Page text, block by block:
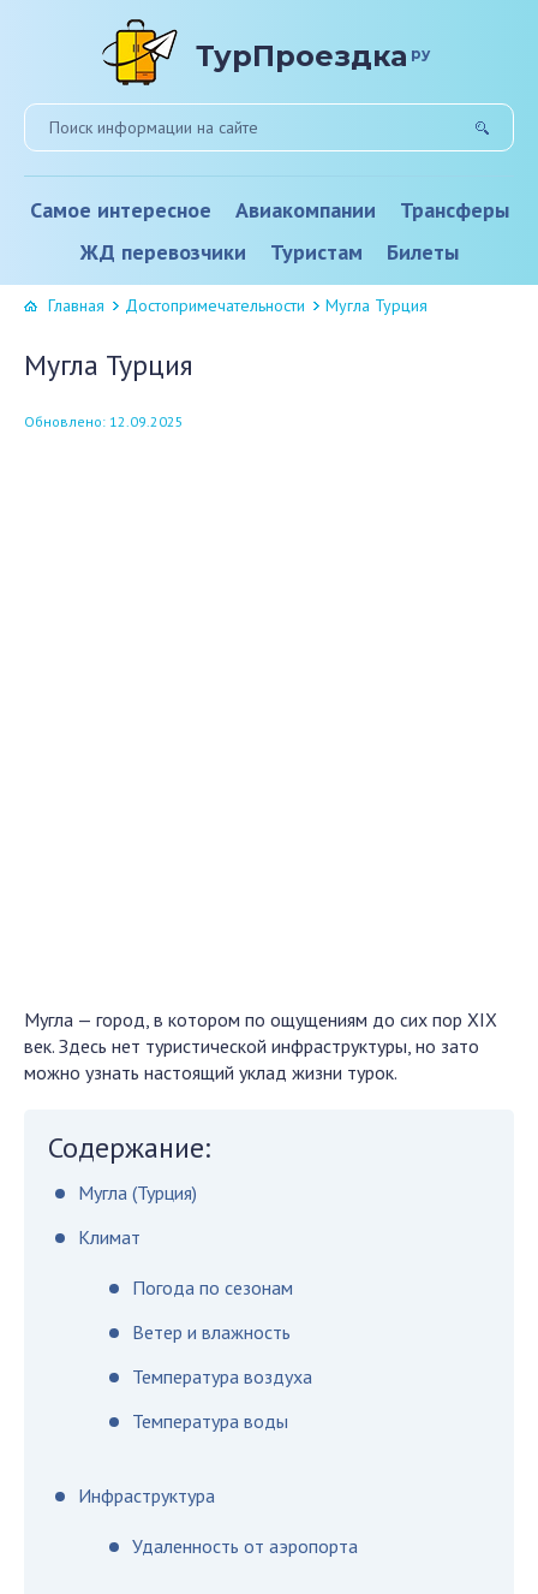
ТурПроездка ру
Самое интересное Авиакомпании
Трансферы
ЖД перевозчики
Туристам Билеты
Главная Достопримечательности Мугла Турция
Мугла Турция
Обновлено: 12.09.2025
Мугла — город, в котором по ощущениям до сих пор XIX
век. Здесь нет туристической инфраструктуры, но зато
можно узнать настоящий уклад жизни турок.
Содержание:
Мугла (Турция)
Климат
Погода по сезонам
Ветер и влажность
Температура воздуха
Температура воды
Инфраструктура
Удаленность от аэропорта